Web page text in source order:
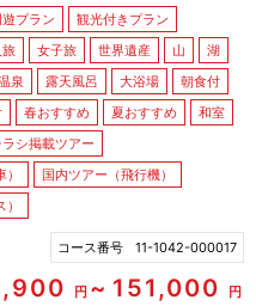
遊プラン
観光付きプラン
女子旅 世界遺産 山
湖
泉 露天風呂 大浴場
朝食付
春おすすめ 夏おすすめ
和室
シ掲載ツアー
国内ツアー（飛行機）
コース番号 11-1042-000017
円 151,000
円